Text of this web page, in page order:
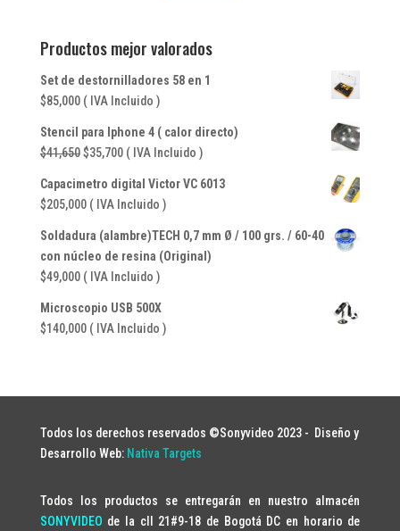
Productos mejor valorados
Set de destornilladores 58 en 1
$85,000 ( IVA Incluido )
Stencil para Iphone 4 ( calor directo)
$41,650 El
original
era:
$41,650.
$35,700El
actual
es:
$35,700.
( IVA Incluido )
Capacimetro digital Victor VC 6013
$205,000 ( IVA Incluido )
Soldadura (alambre)TECH 0,7 mm Ø / 100 grs. / 60-40
con núcleo de resina (Original)
$49,000 ( IVA Incluido )
Microscopio USB 500X
$140,000 ( IVA Incluido )
Todos los derechos reservados ©Sonyvideo 2023 - Diseño y
Desarrollo Web: Nativa Targets
Todos los productos se entregarán en nuestro almacén
SONYVIDEO de la cll 21#9-18 de Bogotá DC en horario de